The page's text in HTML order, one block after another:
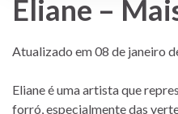
Eliane –
Atualizado em 08 de janeiro
Eliane é uma artista que
forró, especialmente das